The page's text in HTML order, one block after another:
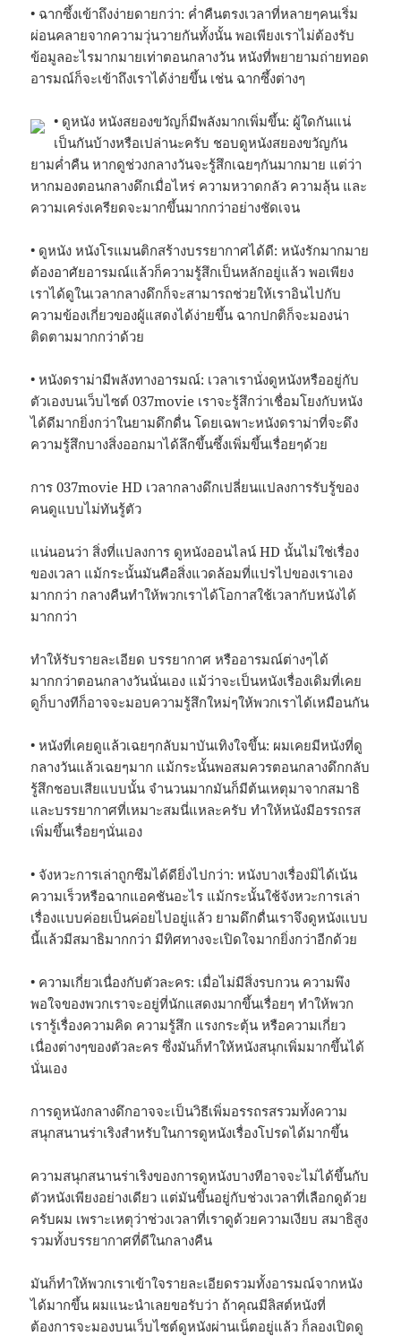
• ฉากซึ้งเข้าถึงง่ายดายกว่า: ค่ำคืนตรงเวลาที่หลายๆคนเริ่ม
ผ่อนคลายจากความวุ่นวายกันทั้งนั้น พอเพียงเราไม่ต้องรับ
ข้อมูลอะไรมากมายเท่าตอนกลางวัน หนังที่พยายามถ่ายทอด
อารมณ์ก็จะเข้าถึงเราได้ง่ายขึ้น เช่น ฉากซึ้งต่างๆ
• ดูหนัง หนังสยองขวัญก็มีพลังมากเพิ่มขึ้น: ผู้ใดกันแน่
เป็นกันบ้างหรือเปล่านะครับ ชอบดูหนังสยองขวัญกัน
ยามค่ำคืน หากดูช่วงกลางวันจะรู้สึกเฉยๆกันมากมาย แต่ว่า
หากมองตอนกลางดึกเมื่อไหร่ ความหวาดกลัว ความลุ้น และ
ความเคร่งเครียดจะมากขึ้นมากกว่าอย่างชัดเจน
• ดูหนัง หนังโรแมนติกสร้างบรรยากาศได้ดี: หนังรักมากมาย
ต้องอาศัยอารมณ์แล้วก็ความรู้สึกเป็นหลักอยู่แล้ว พอเพียง
เราได้ดูในเวลากลางดึกก็จะสามารถช่วยให้เราอินไปกับ
ความข้องเกี่ยวของผู้แสดงได้ง่ายขึ้น ฉากปกติก็จะมองน่า
ติดตามมากกว่าด้วย
• หนังดราม่ามีพลังทางอารมณ์: เวลาเรานั่งดูหนังหรืออยู่กับ
ตัวเองบนเว็บไซต์ 037movie เราจะรู้สึกว่าเชื่อมโยงกับหนัง
ได้ดีมากยิ่งกว่าในยามดึกดื่น โดยเฉพาะหนังดราม่าที่จะดึง
ความรู้สึกบางสิ่งออกมาได้ลึกขึ้นซึ้งเพิ่มขึ้นเรื่อยๆด้วย
การ 037movie HD เวลากลางดึกเปลี่ยนแปลงการรับรู้ของ
คนดูแบบไม่ทันรู้ตัว
แน่นอนว่า สิ่งที่แปลงการ ดูหนังออนไลน์ HD นั้นไม่ใช่เรื่อง
ของเวลา แม้กระนั้นมันคือสิ่งแวดล้อมที่แปรไปของเราเอง
มากกว่า กลางคืนทำให้พวกเราได้โอกาสใช้เวลากับหนังได้
มากกว่า
ทำให้รับรายละเอียด บรรยากาศ หรืออารมณ์ต่างๆได้
มากกว่าตอนกลางวันนั่นเอง แม้ว่าจะเป็นหนังเรื่องเดิมที่เคย
ดูก็บางทีก็อาจจะมอบความรู้สึกใหม่ๆให้พวกเราได้เหมือนกัน
• หนังที่เคยดูแล้วเฉยๆกลับมาบันเทิงใจขึ้น: ผมเคยมีหนังที่ดู
กลางวันแล้วเฉยๆมาก แม้กระนั้นพอสมควรตอนกลางดึกกลับ
รู้สึกชอบเสียแบบนั้น จำนวนมากมันก็มีต้นเหตุมาจากสมาธิ
และบรรยากาศที่เหมาะสมนี่แหละครับ ทำให้หนังมีอรรถรส
เพิ่มขึ้นเรื่อยๆนั่นเอง
• จังหวะการเล่าถูกซึมได้ดียิ่งไปกว่า: หนังบางเรื่องมิได้เน้น
ความเร็วหรือฉากแอคชันอะไร แม้กระนั้นใช้จังหวะการเล่า
เรื่องแบบค่อยเป็นค่อยไปอยู่แล้ว ยามดึกดื่นเราจึงดูหนังแบบ
นี้แล้วมีสมาธิมากกว่า มีทิศทางจะเปิดใจมากยิ่งกว่าอีกด้วย
• ความเกี่ยวเนื่องกับตัวละคร: เมื่อไม่มีสิ่งรบกวน ความพึง
พอใจของพวกเราจะอยู่ที่นักแสดงมากขึ้นเรื่อยๆ ทำให้พวก
เรารู้เรื่องความคิด ความรู้สึก แรงกระตุ้น หรือความเกี่ยว
เนื่องต่างๆของตัวละคร ซึ่งมันก็ทำให้หนังสนุกเพิ่มมากขึ้นได้
นั่นเอง
การดูหนังกลางดึกอาจจะเป็นวิธีเพิ่มอรรถรสรวมทั้งความ
สนุกสนานร่าเริงสำหรับในการดูหนังเรื่องโปรดได้มากขึ้น
ความสนุกสนานร่าเริงของการดูหนังบางทีอาจจะไม่ได้ขึ้นกับ
ตัวหนังเพียงอย่างเดียว แต่มันขึ้นอยู่กับช่วงเวลาที่เลือกดูด้วย
ครับผม เพราะเหตุว่าช่วงเวลาที่เราดูด้วยความเงียบ สมาธิสูง
รวมทั้งบรรยากาศที่ดีในกลางคืน
มันก็ทำให้พวกเราเข้าใจรายละเอียดรวมทั้งอารมณ์จากหนัง
ได้มากขึ้น ผมแนะนำเลยขอรับว่า ถ้าคุณมีลิสต์หนังที่
ต้องการจะมองบนเว็บไซต์ดูหนังผ่านเน็ตอยู่แล้ว ก็ลองเปิดดู